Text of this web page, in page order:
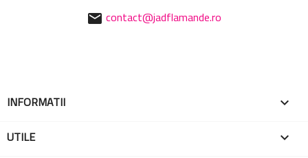
mail contact@jadflamande.ro
INFORMATII 
UTILE 